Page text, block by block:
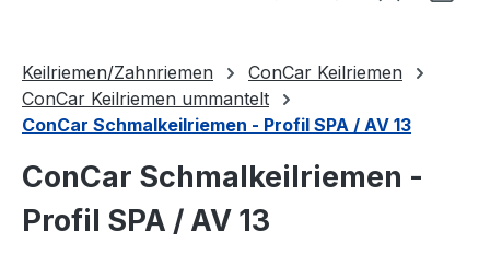
Keilriemen/Zahnriemen
ConCar Keilriemen
ConCar Keilriemen ummantelt
ConCar Schmalkeilriemen - Profil SPA / AV 13
ConCar Schmalkeilriemen -
Profil SPA / AV 13